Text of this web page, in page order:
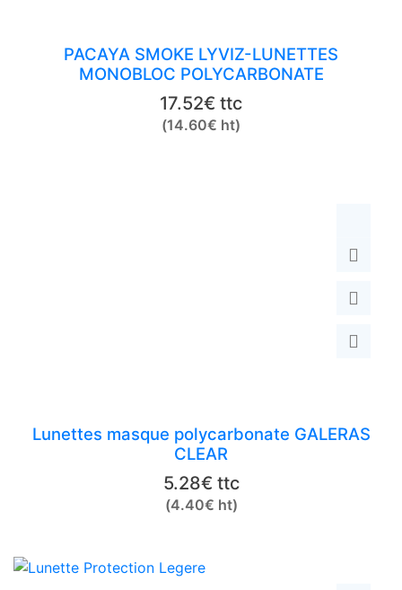
PACAYA SMOKE LYVIZ-LUNETTES
MONOBLOC POLYCARBONATE
17.52€ ttc
(14.60€ ht)
Lunettes masque polycarbonate GALERAS
CLEAR
5.28€ ttc
(4.40€ ht)